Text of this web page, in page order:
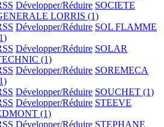
Développer/Réduire SOCIETE
LORRIS (1)
Développer/Réduire SOL FLAMME
Développer/Réduire SOLAR
(1)
Développer/Réduire SOREMECA
Développer/Réduire SOUCHET (1)
Développer/Réduire STEEVE
(1)
Développer/Réduire STEPHANE